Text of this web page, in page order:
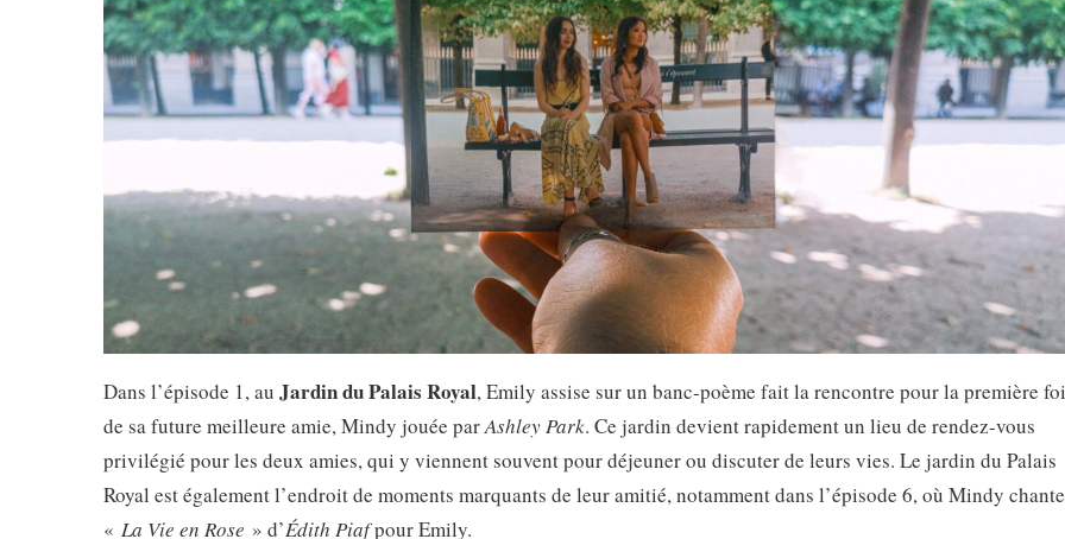
Dans l’épisode 1, au Jardin du Palais Royal, Emily assise sur un banc-poème fait la rencontre pour la première
de sa future meilleure amie, Mindy jouée parAshley Park. Ce jardin devient rapidement un lieu de rendez-vous
privilégié pour les deux amies, qui y viennent souvent pour déjeuner ou discuter de leurs vies. Le jardin du Palais
Royal est également l’endroit de moments marquants de leur amitié, notamment dans l’épisode 6, où Mindy chante
« La Vie en Rose » d’Édith Piafpour Emily.